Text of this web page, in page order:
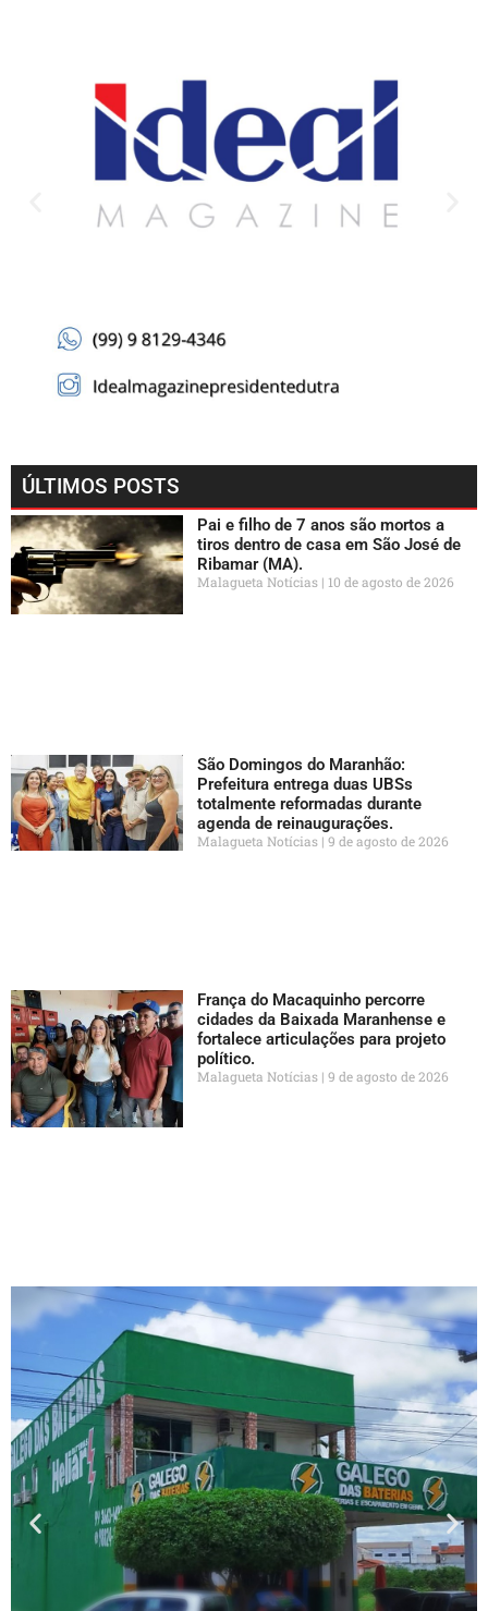
ÚLTIMOS POSTS
Pai e filho de 7 anos são mortos a
tiros dentro de casa em São José de
Ribamar (MA).
Malagueta Notícias 10 de agosto de 2026
São Domingos do Maranhão:
Prefeitura entrega duas UBSs
totalmente reformadas durante
agenda de reinaugurações.
Malagueta Notícias 9 de agosto de 2026
França do Macaquinho percorre
cidades da Baixada Maranhense e
fortalece articulações para projeto
político.
Malagueta Notícias 9 de agosto de 2026